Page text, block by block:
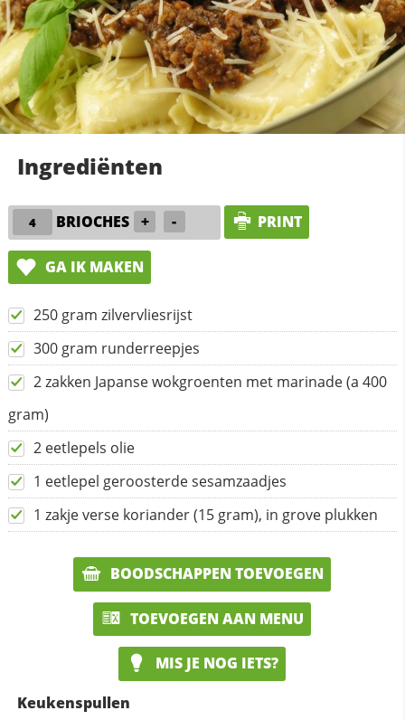
Ingrediënten
BRIOCHES + - PRINT
GA IK MAKEN
250 gram zilvervliesrijst
300 gram runderreepjes
2 zakken Japanse wokgroenten met marinade (a 400
gram)
2 eetlepels olie
1 eetlepel geroosterde sesamzaadjes
1 zakje verse koriander (15 gram), in grove plukken
BOODSCHAPPEN TOEVOEGEN
TOEVOEGEN AAN MENU
MIS JE NOG IETS?
Keukenspullen